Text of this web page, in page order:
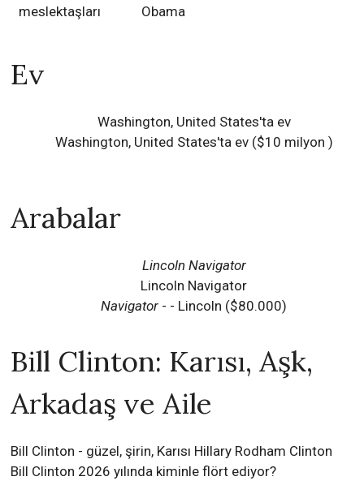
meslektaşları
Obama
Ev
Washington, United States'ta ev
Washington, United States'ta ev ($10 milyon )
Arabalar
Lincoln Navigator
Lincoln Navigator
Navigator - - Lincoln ($80.000)
Bill Clinton: Karısı, Aşk,
Arkadaş ve Aile
Bill Clinton - güzel, şirin, Karısı Hillary Rodham Clinton
Bill Clinton 2026 yılında kiminle flört ediyor?